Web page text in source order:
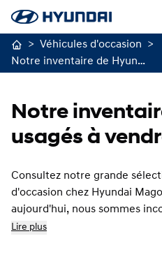
> Véhicules d'occasion
>
Notre inventaire de Hyundai usagés à vendre à Magog
Notre
usagés à
Consultez notre grande
d'occasion chez Hyundai
aujourd'hui, nous sommes
Lire plus